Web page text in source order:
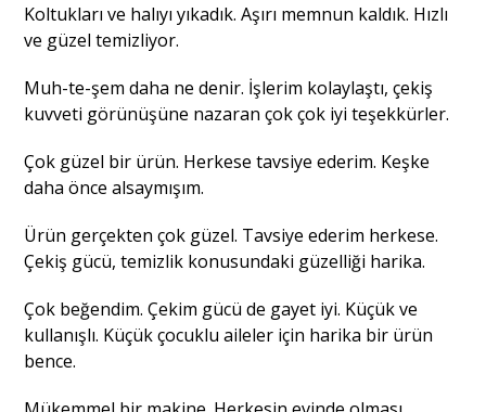
Koltukları ve halıyı yıkadık. Aşırı memnun kaldık. Hızlı
ve güzel temizliyor.
Muh-te-şem daha ne denir. İşlerim kolaylaştı, çekiş
kuvveti görünüşüne nazaran çok çok iyi teşekkürler.
Çok güzel bir ürün. Herkese tavsiye ederim. Keşke
daha önce alsaymışım.
Ürün gerçekten çok güzel. Tavsiye ederim herkese.
Çekiş gücü, temizlik konusundaki güzelliği harika.
Çok beğendim. Çekim gücü de gayet iyi. Küçük ve
kullanışlı. Küçük çocuklu aileler için harika bir ürün
bence.